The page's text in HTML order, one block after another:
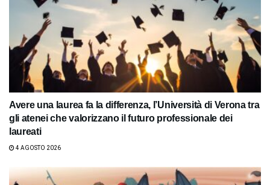
Avere una laurea fa la differenza, l’Università di Verona tra
gli atenei che valorizzano il futuro professionale dei
laureati
4 AGOSTO 2026